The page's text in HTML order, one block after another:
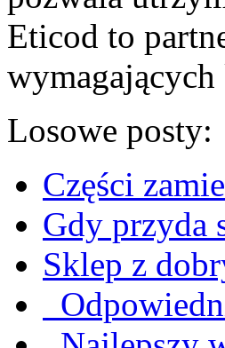
Eticod to
Losowe posty:
Części
Gdy przyda
Sklep z